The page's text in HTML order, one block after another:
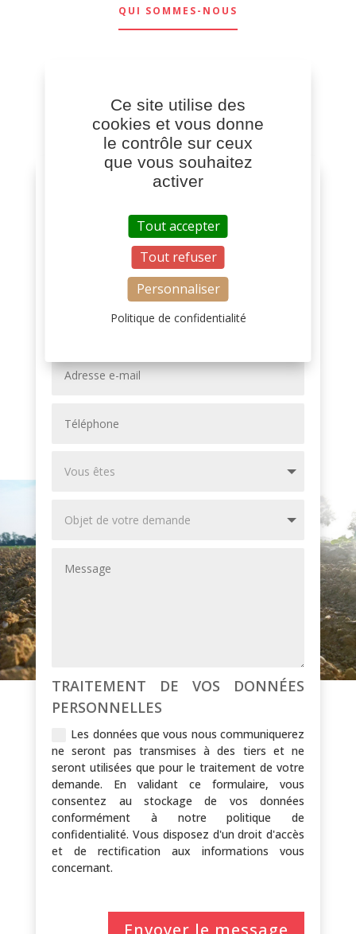
QUI SOMMES-NOUS
Cavac – 12 Bd Réaumur
85000 La Roche-sur-Yon
FORMULAIRE DE CONTACT
TRAITEMENT DE VOS DONNÉES
PERSONNELLES
Les données que vous nous communiquerez
ne seront pas transmises à des tiers et ne
seront utilisées que pour le traitement de votre
demande. En validant ce formulaire, vous
consentez au stockage de vos données
conformément à notre politique de
confidentialité. Vous disposez d'un droit d'accès
et de rectification aux informations vous
concernant.
Ce site utilise des
cookies et vous donne
le contrôle sur ceux
que vous souhaitez
activer
Tout accepter
Tout refuser
Personnaliser
Politique de confidentialité